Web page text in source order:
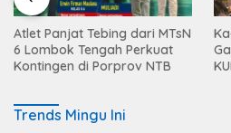
Atlet Panjat Tebing dari MTsN
6 Lombok Tengah Perkuat
Kontingen di Porprov NTB
Trends Mingu Ini